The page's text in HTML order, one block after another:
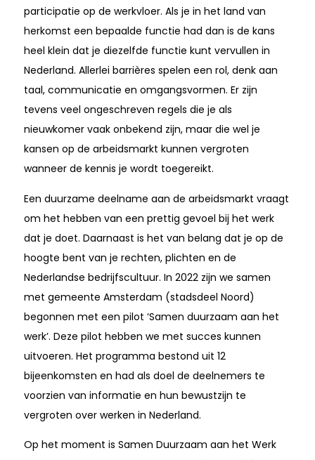
participatie op de werkvloer. Als je in het land van
herkomst een bepaalde functie had dan is de kans
heel klein dat je diezelfde functie kunt vervullen in
Nederland. Allerlei barrières spelen een rol, denk aan
taal, communicatie en omgangsvormen. Er zijn
tevens veel ongeschreven regels die je als
nieuwkomer vaak onbekend zijn, maar die wel je
kansen op de arbeidsmarkt kunnen vergroten
wanneer de kennis je wordt toegereikt.
Een duurzame deelname aan de arbeidsmarkt vraagt
om het hebben van een prettig gevoel bij het werk
dat je doet. Daarnaast is het van belang dat je op de
hoogte bent van je rechten, plichten en de
Nederlandse bedrijfscultuur. In 2022 zijn we samen
met gemeente Amsterdam (stadsdeel Noord)
begonnen met een pilot ‘Samen duurzaam aan het
werk’. Deze pilot hebben we met succes kunnen
uitvoeren. Het programma bestond uit 12
bijeenkomsten en had als doel de deelnemers te
voorzien van informatie en hun bewustzijn te
vergroten over werken in Nederland.
Op het moment is Samen Duurzaam aan het Werk